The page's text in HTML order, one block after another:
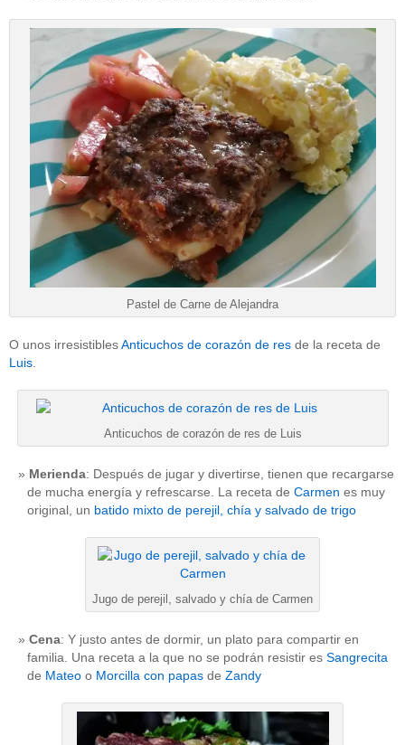
Pastel de Carne de Alejandra
O unos irresistiblesAnticuchos de corazón de res de la receta de
Luis.
Anticuchos de corazón de res de Luis
Merienda: Después de jugar y divertirse, tienen que recargarse
de mucha energía y refrescarse. La receta de Carmen es muy
original, un batido mixto de perejil, chía y salvado de trigo
Jugo de perejil, salvado y chía de Carmen
Cena: Y justo antes de dormir, un plato para compartir en
familia. Una receta a la que no se podrán resistir es Sangrecita
de Mateo o Morcilla con papas de Zandy